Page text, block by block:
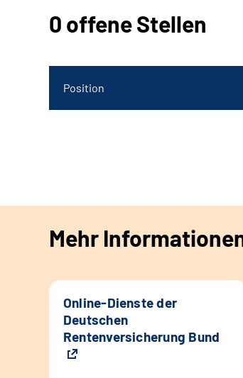
0 offene Stellen
Position
Mehr
Online-Dienste der
Deutschen
Rentenversicherung Bund